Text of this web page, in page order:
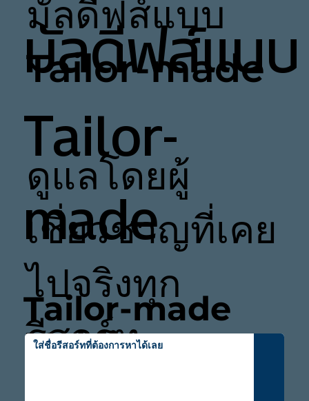
มัลดีฟส์แบบ
Tailor-
made
มัลดีฟส์แบบ
Tailor-made
ดูแลโดยผู้
เชี่ยวชาญที่เคย
ไปจริงทุก
รีสอร์ท
Tailor-made
Maldives